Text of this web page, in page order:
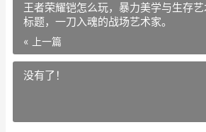
王者荣耀铠怎么玩，暴力美学与生存
标题，一刀入魂的战场艺术家。
« 上一篇
没有了！